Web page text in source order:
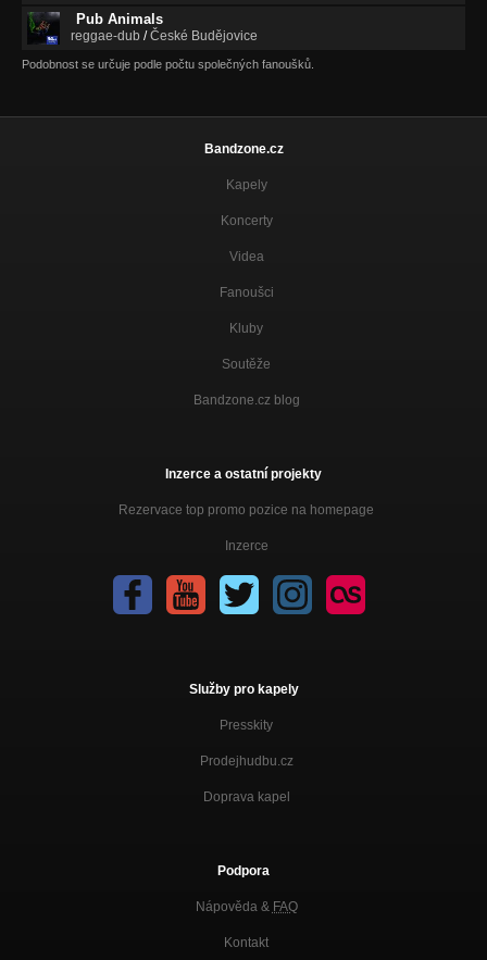
Pub Animals
reggae-dub /České Budějovice
Podobnost se určuje podle počtu společných fanoušků.
Bandzone.cz
Kapely
Koncerty
Videa
Fanoušci
Kluby
Soutěže
Bandzone.cz blog
Inzerce a ostatní projekty
Rezervace top promo pozice na homepage
Inzerce
Služby pro kapely
Presskity
Prodejhudbu.cz
Doprava kapel
Podpora
Nápověda & FAQ
Kontakt